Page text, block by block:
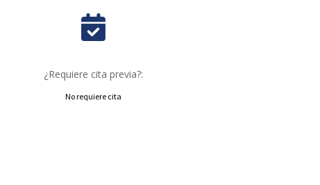
¿Requiere cita previa?:
No requiere cita